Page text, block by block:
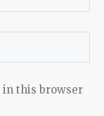
in this browser